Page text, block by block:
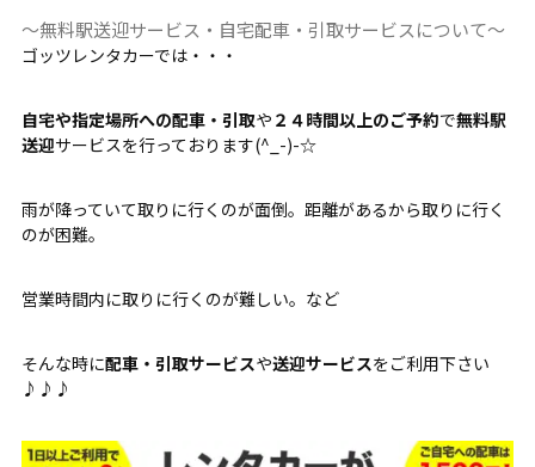
～無料駅送迎サービス・自宅配車・引取サービスについて～
ゴッツレンタカーでは・・・
自宅や指定場所への配車・引取や ２４時間以上のご予約で無料駅
送迎サービスを行っております(^_-)-☆
雨が降っていて取りに行くのが面倒。距離があるから取りに行く
のが困難。
営業時間内に取りに行くのが難しい。など
そんな時に配車・引取サービスや送迎サービスをご利用下さい
♪♪♪